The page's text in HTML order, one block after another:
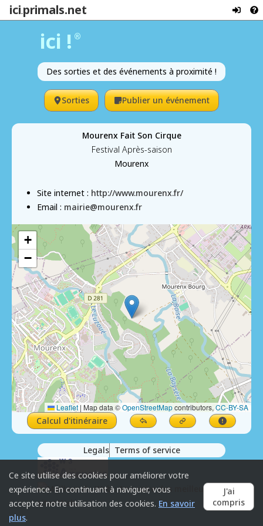
ici.primals.net
ici ! ®
Des sorties et des événements à proximité !
Sorties Publier un événement
Mourenx Fait Son Cirque
Festival Après-saison
Mourenx
Site internet : http://www.mourenx.fr/
Email : mairie@mourenx.fr
+
−
Leaflet | Map data ©OpenStreetMapcontributors, CC-BY-SA
Calcul d'itinéraire
Legals Terms of service
Ce site utilise des cookies pour améliorer votre
expérience. En continuant à naviguer, vous
acceptez notre utilisation des cookies. En savoir
plus.
J'ai
compris